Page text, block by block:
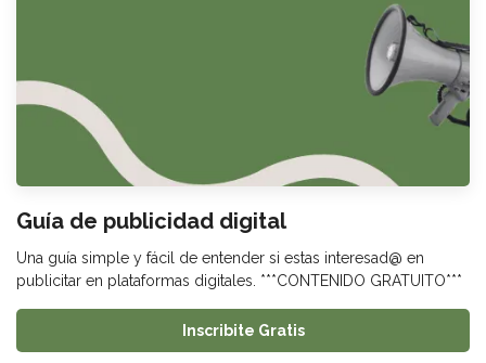
Guía de publicidad digital
Una guía simple y fácil de entender si estas interesad@ en
publicitar en plataformas digitales. ***CONTENIDO GRATUITO***
Inscribite Gratis